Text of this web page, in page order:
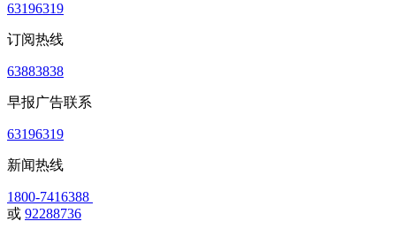
63196319
订阅热线
63883838
早报广告联系
63196319
新闻热线
1800-7416388
或 92288736